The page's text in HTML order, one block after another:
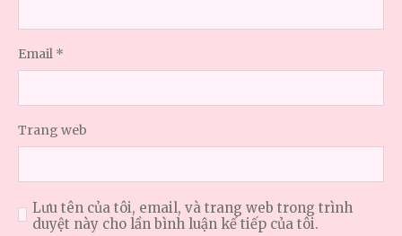
Email *
Trang web
Lưu tên của tôi, email, và trang web trong trình
duyệt này cho lần bình luận kế tiếp của tôi.